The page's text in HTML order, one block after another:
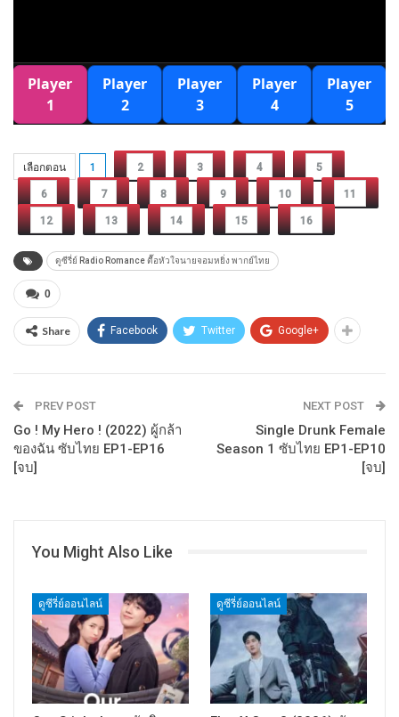
เลือกตอน 1 2 3 4 5
6 7 8 9 10 11
12 13 14 15 16
ดูซีรี่ย์ Radio Romance ตื๊อหัวใจนายจอมหยิ่ง พากย์ไทย
0
Share Facebook Twitter Google+
PREV POST
Go ! My Hero ! (2022) ผู้กล้า
ของฉัน ซับไทย EP1-EP16
[จบ]
NEXT POST
Single Drunk Female
Season 1 ซับไทย EP1-EP10
[จบ]
You Might Also Like
ดูซีรี่ย์ออนไลน์ ดูซีรี่ย์ออนไลน์